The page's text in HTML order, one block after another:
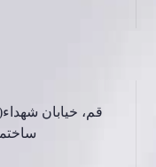
قم، خیابان